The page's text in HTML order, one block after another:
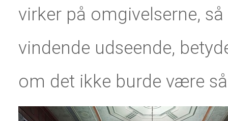
virker på omgivelserne,
vindende udseende,
om det ikke burde være